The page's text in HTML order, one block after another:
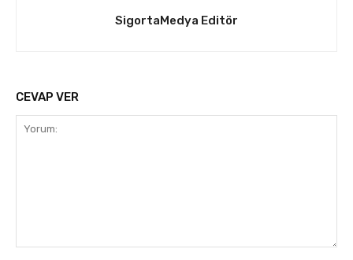
SigortaMedya Editör
CEVAP VER